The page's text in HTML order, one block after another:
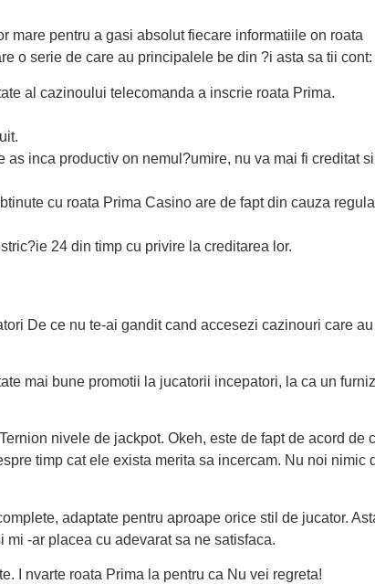
mare pentru a gasi absolut fiecare informatiile on roata
o serie de care au principalele be din ?i asta sa tii cont:
al cazinoului telecomanda a inscrie roata Prima.
inca productiv on nemul?umire, nu va mai fi creditat si
cu roata Prima Casino are de fapt din cauza
24 din timp cu privire la creditarea lor.
De ce nu te-ai gandit cand accesezi cazinouri care au
mai bune promotii la jucatorii incepatori, la ca un
nivele de jackpot. Okeh, este de fapt de acord de
timp cat ele exista merita sa incercam. Nu noi nimic
adaptate pentru aproape orice stil de jucator.
-ar placea cu adevarat sa ne satisfaca.
I nvarte roata Prima la pentru ca Nu vei regreta!